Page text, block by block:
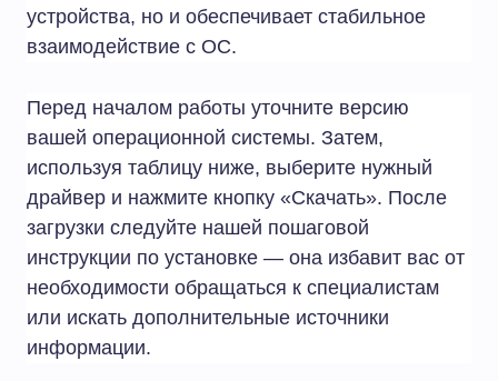
устройства, но и обеспечивает стабильное
взаимодействие с ОС.
Перед началом работы уточните версию
вашей операционной системы. Затем,
используя таблицу ниже, выберите нужный
драйвер и нажмите кнопку «Скачать». После
загрузки следуйте нашей пошаговой
инструкции по установке — она избавит вас от
необходимости обращаться к специалистам
или искать дополнительные источники
информации.